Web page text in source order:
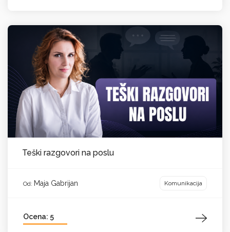
Teški razgovori na poslu
Od: Maja Gabrijan Komunikacija
Ocena: 5